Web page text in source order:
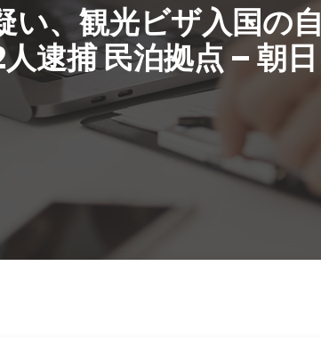
い、観光ビザ入国の自
逮捕民泊拠点 – 朝日